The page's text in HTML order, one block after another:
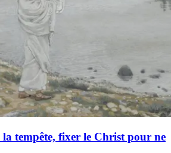
tempête, fixer le Christ pour ne